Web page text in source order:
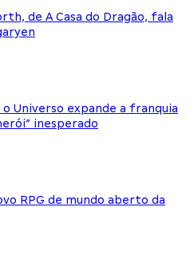
de A Casa do Dragão, fala
Universo expande a franquia
inesperado
RPG de mundo aberto da